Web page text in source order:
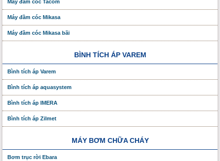
Máy đầm cóc Tacom
Máy đầm cóc Mikasa
Máy đầm cóc Mikasa bãi
BÌNH TÍCH ÁP VAREM
Bình tích áp Varem
Bình tích áp aquasystem
Bình tích áp IMERA
Bình tích áp Zilmet
MÁY BƠM CHỮA CHÁY
Bơm trục rời Ebara